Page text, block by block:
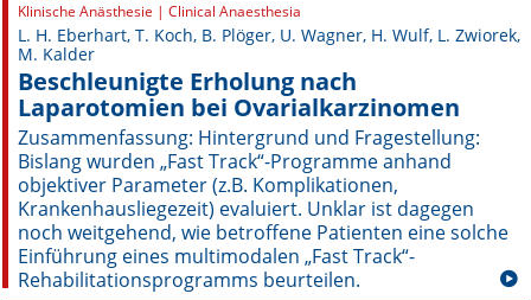
Archiv
Supplements
Supplements OrphanAnesthesia
Online First
A&I English
Mediadaten
Klinische Anästhesie | Clinical Anaesthesia
L. H. Eberhart, T. Koch, B. Plöger, U. Wagner, H. Wulf, L. Zwiorek,
M. Kalder
Beschleunigte Erholung nach
Laparotomien bei Ovarialkarzinomen
Zusammenfassung: Hintergrund und Frage­stellung:
Bislang wurden „Fast Track“-Programme anhand
objektiver Parameter (z.B. Komplikationen,
Krankenhausliegezeit) evaluiert. Unklar ist dagegen
noch weitgehend, wie betroffene Patienten eine solche
Einführung eines multimodalen „Fast Track“-
Rehabilitationsprogramms beurteilen.